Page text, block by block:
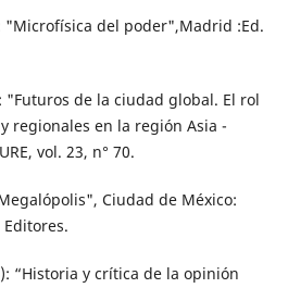
"Microfísica del poder",Madrid :Ed.
"Futuros de la ciudad global. El rol
regionales en la región Asia -
vol. 23, n° 70.
Ciudad de México:
“Historia y crítica de la opinión